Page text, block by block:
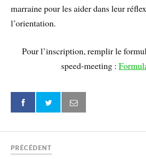
marraine pour les aider dans leur
l’orientation.
Pour l’inscription, remplir le
speed-meeting :
PRÉCÉDENT